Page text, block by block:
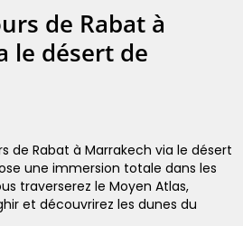
de Rabat à
le désert de
de Rabat à Marrakech via le désert
une immersion totale dans les
traverserez le Moyen Atlas,
et découvrirez les dunes du